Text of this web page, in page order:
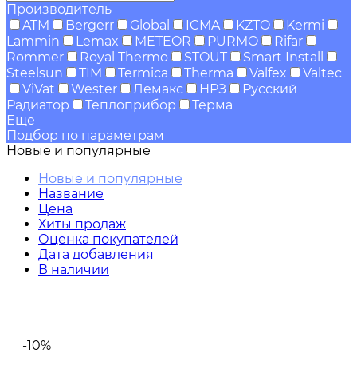
Производитель
ATM
Bergerr Global ICMA KZTO
Kermi
Lammin
Lemax METEOR PURMO
Rifar
Rommer
Royal Thermo STOUT
Smart Install
Steelsun
TIM Termica Therma Valfex
Valtec
ViVat
Wester Лемакс НРЗ
Русский
Радиатор
Теплоприбор
Терма
Еще
Подбор по параметрам
Новые и популярные
Новые и популярные
Название
Цена
Хиты продаж
Оценка покупателей
Дата добавления
В наличии
-10%